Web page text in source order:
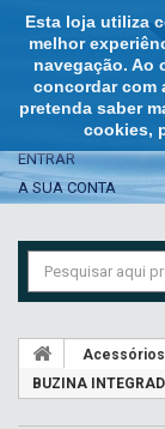
Esta loja utiliza
melhor
navegação. Ao
concordar com
pretenda saber
cookies,
ENTRAR
A SUA CONTA
Acessórios
BUZINA